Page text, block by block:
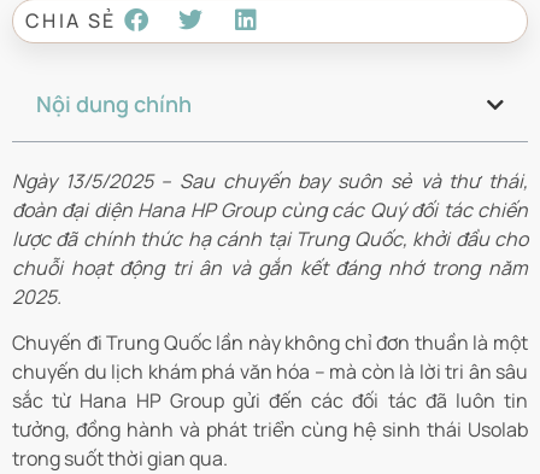
CHIA SẺ
Nội dung chính
Ngày 13/5/2025 – Sau chuyến bay suôn sẻ và thư thái,
đoàn đại diện Hana HP Group cùng các Quý đối tác chiến
lược đã chính thức hạ cánh tại Trung Quốc, khởi đầu cho
chuỗi hoạt động tri ân và gắn kết đáng nhớ trong năm
2025.
Chuyến đi Trung Quốc lần này không chỉ đơn thuần là một
chuyến du lịch khám phá văn hóa – mà còn là lời tri ân sâu
sắc từ Hana HP Group gửi đến các đối tác đã luôn tin
tưởng, đồng hành và phát triển cùng hệ sinh thái Usolab
trong suốt thời gian qua.